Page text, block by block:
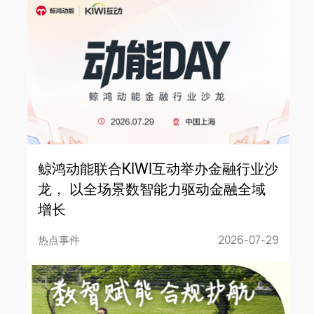
鲸鸿动能联合KIWI互动举办金融行业沙
龙， 以全场景数智能力驱动金融全域
增长
热点事件 2026-07-29